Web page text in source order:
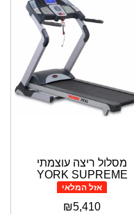
מסלול ריצה עוצמתי
YORK SUPREME
אזל המלאי
₪5,410